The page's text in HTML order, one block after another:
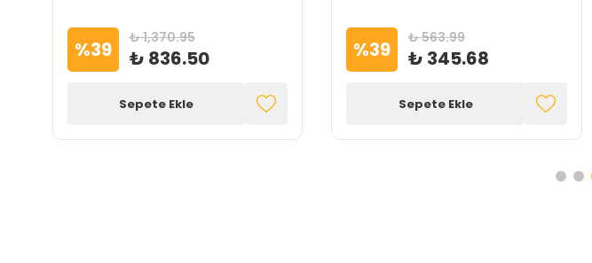
%39 ₺ 1,370.95
₺ 836.50
Sepete Ekle
%39 ₺ 563.99
₺ 345.68
Sepete Ekle